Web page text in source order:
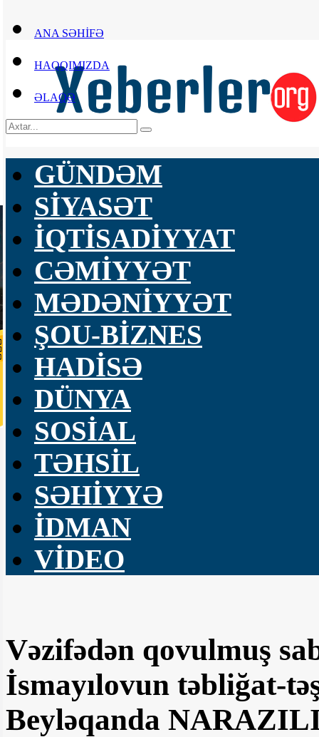
ANA SƏHİFƏ
HAQQIMIZDA
ƏLAQƏ
GÜNDƏM
SİYASƏT
İQTİSADİYYAT
CƏMİYYƏT
MƏDƏNİYYƏT
ŞOU-BİZNES
HADİSƏ
DÜNYA
SOSİAL
TƏHSİL
SƏHİYYƏ
İDMAN
VİDEO
Vəzifədən qovulmuş
İsmayılovun təbliğat-
Beyləqanda